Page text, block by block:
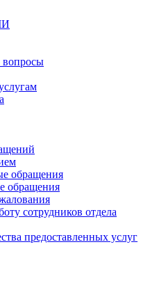
вопросы
обращения
обращения
сотрудников отдела
предоставленных услуг